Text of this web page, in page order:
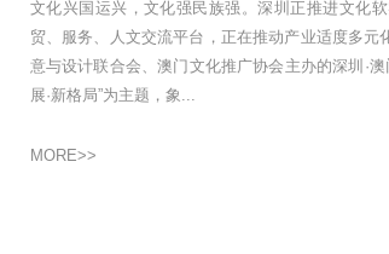
文化兴国运兴，文化强民族强。深圳正推进文化
贸、服务、人文交流平台，正在推动产业适度多
意与设计联合会、澳门文化推广协会主办的深圳·
展·新格局”为主题，象...
MORE>>